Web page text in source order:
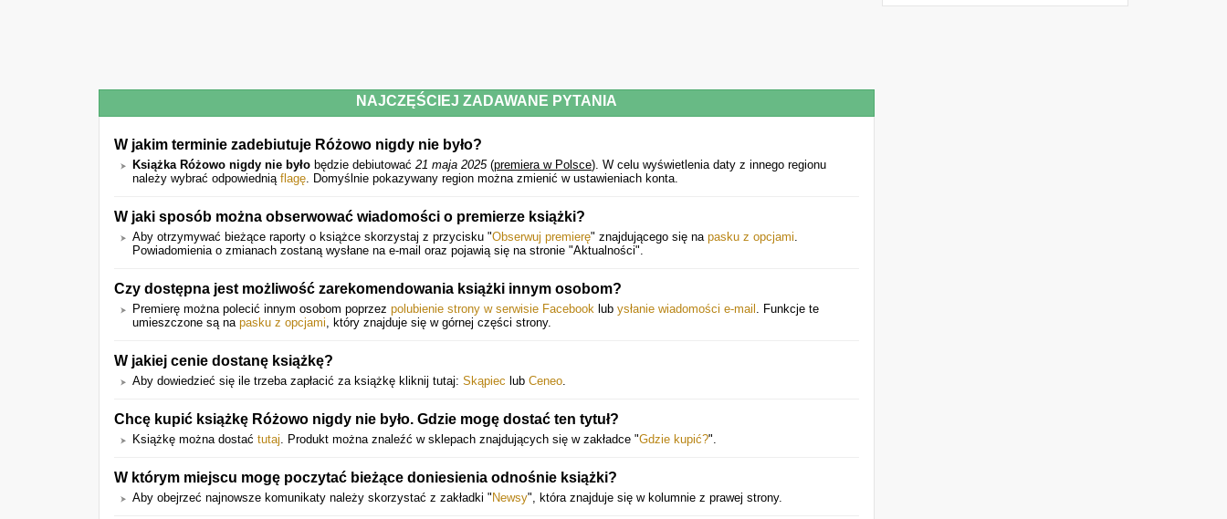
NAJCZĘŚCIEJ ZADAWANE PYTANIA
W jakim terminie zadebiutuje Różowo nigdy nie było?
Książka Różowo nigdy nie było będzie debiutować 21 maja 2025(premiera w Polsce). W celu wyświetlenia daty z innego regionu
należy wybrać odpowiednią flagę. Domyślnie pokazywany region można zmienić w ustawieniach konta.
W jaki sposób można obserwować wiadomości o premierze książki?
Aby otrzymywać bieżące raporty o książce skorzystaj z przycisku "Obserwuj premierę" znajdującego się na pasku z opcjami.
Powiadomienia o zmianach zostaną wysłane na e-mail oraz pojawią się na stronie "Aktualności".
Czy dostępna jest możliwość zarekomendowania książki innym osobom?
Premierę można polecić innym osobom poprzez polubienie strony w serwisie Facebook lub ysłanie wiadomości e-mail . Funkcje te
umieszczone są na pasku z opcjami, który znajduje się w górnej części strony.
W jakiej cenie dostanę książkę?
Aby dowiedzieć się ile trzeba zapłacić za książkę kliknij tutaj: Skąpiec lub Ceneo.
Chcę kupić książkę Różowo nigdy nie było. Gdzie mogę dostać ten tytuł?
Książkę można dostać tutaj. Produkt można znaleźć w sklepach znajdujących się w zakładce "Gdzie kupić?".
W którym miejscu mogę poczytać bieżące doniesienia odnośnie książki?
Aby obejrzeć najnowsze komunikaty należy skorzystać z zakładki " Newsy", która znajduje się w kolumnie z prawej strony.